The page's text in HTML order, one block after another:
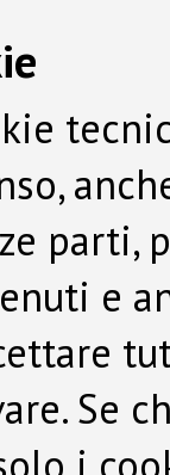
parti,
e
Se
i